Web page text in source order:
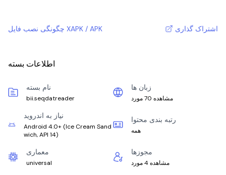
چگونگی نصب فایل XAPK / APK اشتراک گذاری
اطلاعات بسته
نام بسته
bii.seqdatreader
زبان ها
مشاهده 70 مورد
نیاز به اندروید
Android 4.0+(Ice Cream Sand
wich, API 14)
رتبه بندی محتوا
همه
معماری
universal
مجوزها
مشاهده 4 مورد